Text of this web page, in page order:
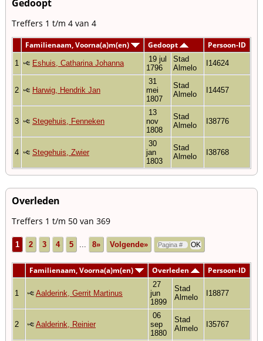
Gedoopt
Treffers 1 t/m 4 van 4
Familienaam, Voorna(a)m(en) Gedoopt Persoon-ID
1 Eshuis, Catharina Johanna
19 jul
1796
Stad
Almelo
I14624
2 Harwig, Hendrik Jan
31
mei
1807
Stad
Almelo
I14457
3 Stegehuis, Fenneken
13
nov
1808
Stad
Almelo
I38776
4 Stegehuis, Zwier
30
jan
1803
Stad
Almelo
I38768
Overleden
Treffers 1 t/m 50 van 369
1 2 3 4 5 8» Volgende»
Familienaam, Voorna(a)m(en) Overleden Persoon-ID
1 Aalderink, Gerrit Martinus
27
jun
1899
Stad
Almelo
I18877
2 Aalderink, Reinier
06
sep
1880
Stad
Almelo
I35767